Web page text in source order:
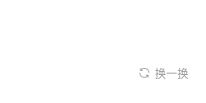
换一换